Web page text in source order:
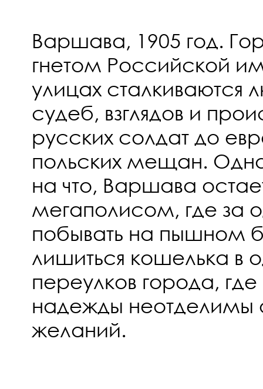
Варшава, 1905 год.
гнетом Российской
улицах сталкиваются
судеб, взглядов и
русских солдат до
польских мещан.
на что, Варшава
мегаполисом, где за
побывать на пышном
лишиться кошелька в
переулков города,
надежды неотделимы
желаний.